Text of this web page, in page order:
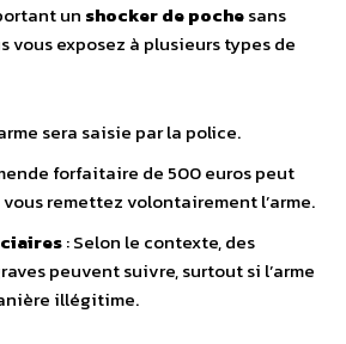
un shocker de pochesans
vous exposez à plusieurs types de
sera saisie par la police.
forfaitaire de 500 euros peut
remettez volontairement l’arme.
: Selon le contexte, des
peuvent suivre, surtout si l’arme
illégitime.